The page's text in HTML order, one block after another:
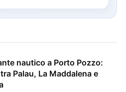
nautico a Porto Pozzo:
Palau, La Maddalena e